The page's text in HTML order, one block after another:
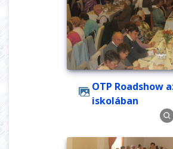
OTP Roadshow az
iskolában